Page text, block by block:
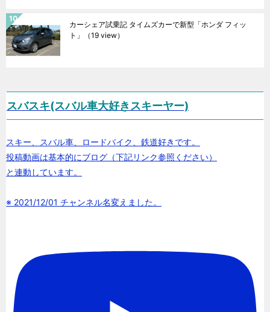
カーシェア試乗記 タイムズカーで新型「ホンダ フィッ
ト」
（19 view）
スバスキ(スバル車大好きスキーヤー)
スキー、スバル車、ロードバイク、鉄道好きです。
投稿動画は基本的にブログ（下記リンク参照ください）
と連動しています。
※ 2021/12/01 チャンネル名変えました。